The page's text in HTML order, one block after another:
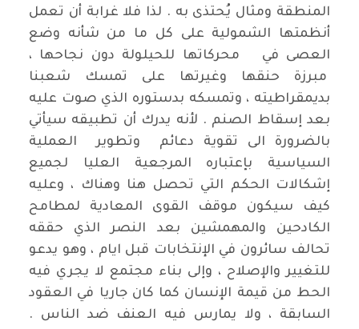
المنطقة ومثال يُحتذى به . لذا فلا غرابة أن تعمل
أنظمتها الشمولية على كل ما من شأنه وضع
العصى في محركاتها للحيلولة دون نجاحها ،
مبرزة حنقها وغيرتها على تمسك شعبنا
بديمقراطيته ، وتمسكه بدستوره الذي صوت عليه
بعد إسقاط الصنم . ﻷنه يدرك أن تطبيقه سيأتي
بالضرورة الى تقوية دعائم وتطوير العملية
السياسية بإعتباره المرجعية العليا لجميع
إشكالات الحكم التي تحصل هنا وهناك ، وعليه
كيف سيكون موقف القوى المعادية لمطامح
الكادحين والمهمشين بعد النصر الذي حققه
تحالف سائرون في الإنتخابات قبل ايام ، وهو يدعو
للتغيير والإصلاح ، وإلى بناء مجتمع لا يجري فيه
الحط من قيمة الإنسان كما كان جاريا في العقود
السابقة ، ولا يمارس فيه العنف ضد الناس .